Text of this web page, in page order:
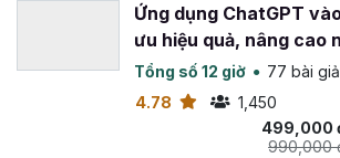
Còn chần chờ gì nữa mà không đăng
đỉnh sản xuất Video bằng công nghệ
bắt đầu sáng tạo những video chất
hút ngay bây giờ!
Ứng dụng ChatGPT
ưu hiệu quả, nâng cao
sáng tạo
Tổng số 12 giờ
77 bài
4.78
1,450
499,000
990,000